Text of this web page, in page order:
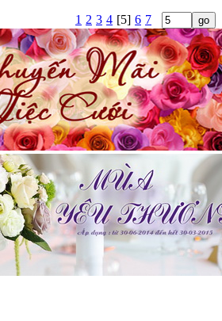
1 2 3 4 [5] 6 7